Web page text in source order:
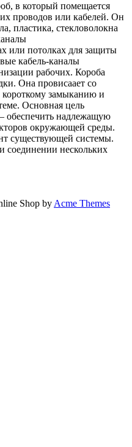
в который помещается
проводов или кабелей. Он
пластика, стекловолокна
или потолках для защиты
кабель-каналы
рабочих. Короба
Она провисаает со
замыканию и
Основная цель
обеспечить надлежащую
окружающей среды.
существующей системы.
соединении нескольких
Shop by Acme Themes